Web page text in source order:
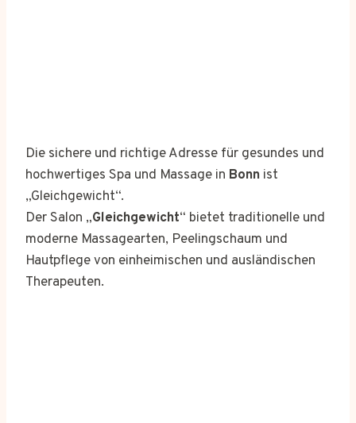
Die sichere und richtige Adresse für gesundes und
hochwertiges Spa und Massage in Bonn ist
„Gleichgewicht“.
Der Salon „Gleichgewicht“ bietet traditionelle und
moderne Massagearten, Peelingschaum und
Hautpflege von einheimischen und ausländischen
Therapeuten.